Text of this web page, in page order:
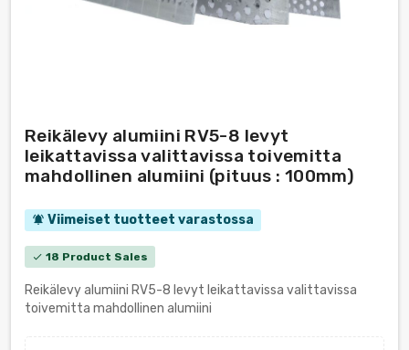
Reikälevy alumiini RV5-8 levyt
leikattavissa valittavissa toivemitta
mahdollinen alumiini (pituus : 100mm)
notifications_active Viimeiset tuotteet varastossa
check 18 Product Sales
Reikälevy alumiini RV5-8 levyt leikattavissa valittavissa
toivemitta mahdollinen alumiini